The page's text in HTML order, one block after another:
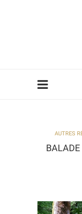
AUTRES